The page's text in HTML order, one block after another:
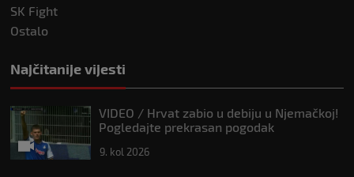
SK Fight
Ostalo
Najčitanije vijesti
VIDEO / Hrvat zabio u debiju u Njemačkoj!
Pogledajte prekrasan pogodak
9. kol 2026